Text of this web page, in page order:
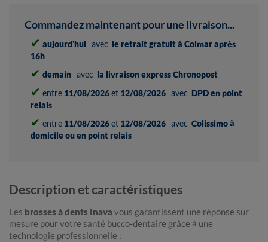
Commandez maintenant pour une livraison...
✔ aujourd'hui avec le retrait gratuit à Colmar après
16h
✔ demain avec la livraison express Chronopost
✔ entre 11/08/2026et 12/08/2026 avec DPD en point
relais
✔ entre 11/08/2026et 12/08/2026 avec Colissimo à
domicile ou en point relais
Description et caractéristiques
Les brosses à dents Inava vous garantissent une réponse sur
mesure pour votre santé bucco-dentaire grâce à une
technologie professionnelle :